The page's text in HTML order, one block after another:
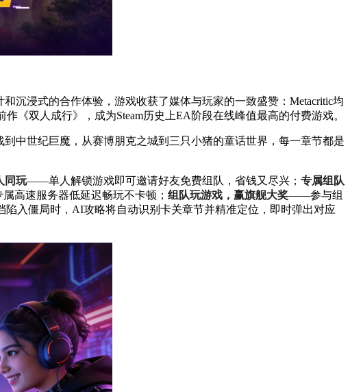
沉浸式的合作体验，游戏收获了媒体与玩家的一致盛赞：Metacritic均
《双人成行》，成为Steam历史上EA阶段在线峰值最高的付费游戏。
中世纪巨魔，从赛博朋克之城到三只小猪的童话世界，每一章节都是
同玩——单人解锁游戏即可邀请好友免费组队，省钱又尽兴； 专属组队
高速服务器低延迟畅玩不卡顿； 组队玩游戏，赢旗舰大奖——参与组
入僵局时，AI攻略将自动识别卡关章节并精准定位，即时弹出对应